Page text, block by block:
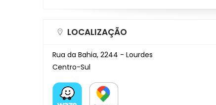
LOCALIZAÇÃO
Rua da Bahia, 2244 - Lourdes
Centro-Sul